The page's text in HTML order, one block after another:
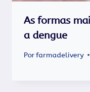
As formas
a dengue
Porfarmadelivery